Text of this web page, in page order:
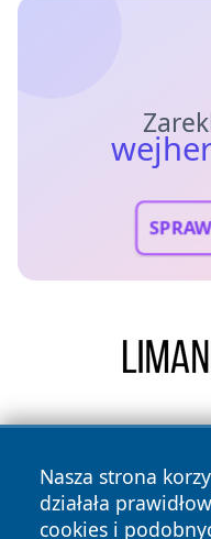
Nasza strona
działała
cookies i